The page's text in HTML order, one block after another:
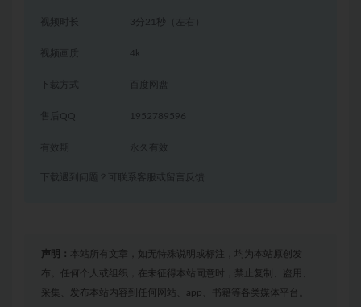
视频时长 3分21秒（左右）
视频画质 4k
下载方式 百度网盘
售后QQ 1952789596
有效期 永久有效
下载遇到问题？可联系客服或留言反馈
声明： 本站所有文章，如无特殊说明或标注，均为本站原创发
布。任何个人或组织，在未征得本站同意时，禁止复制、盗用、
采集、发布本站内容到任何网站、app、书籍等各类媒体平台。